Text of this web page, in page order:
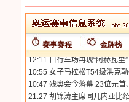
赛事赛程 金牌榜